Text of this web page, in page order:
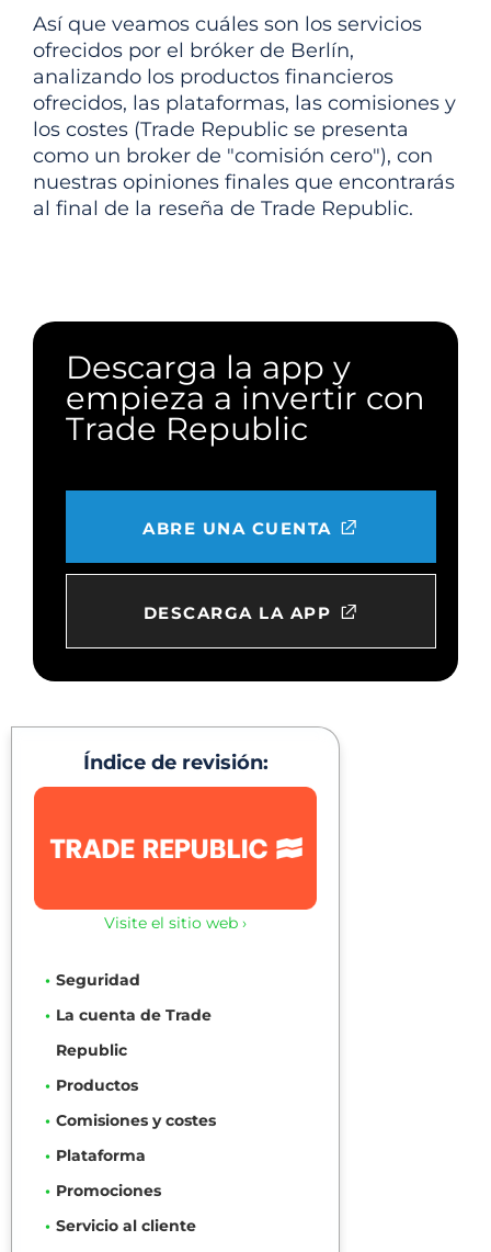
Así que veamos cuáles son los servicios
ofrecidos por el bróker de Berlín,
analizando los productos financieros
ofrecidos, las plataformas, las comisiones y
los costes (Trade Republic se presenta
como un broker de "comisión cero"), con
nuestras opiniones finales que encontrarás
al final de la reseña de Trade Republic.
Descarga la app y
empieza a invertir con
Trade Republic
ABRE UNA CUENTA
DESCARGA LA APP
Índice de revisión:
Visite el sitio web ›
Seguridad
La cuenta de Trade
Republic
Productos
Comisiones y costes
Plataforma
Promociones
Servicio al cliente